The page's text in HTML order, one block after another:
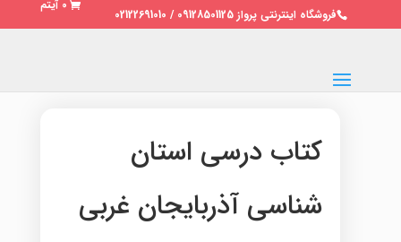
فروشگاه اینترنتی پرواز 09128501125 / 02122691010
0 آیتم
کتاب درسی استان
شناسی آذربایجان غربی